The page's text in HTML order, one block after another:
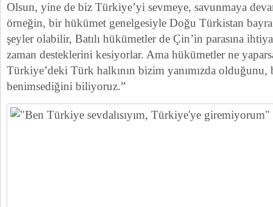
Olsun, yine de biz Türkiye’yi sevmeye, savunmaya
örneğin, bir hükümet genelgesiyle Doğu Türkistan
şeyler olabilir, Batılı hükümetler de Çin’in parasına
zaman desteklerini kesiyorlar. Ama hükümetler ne
Türkiye’deki Türk halkının bizim yanımızda olduğunu,
benimsediğini biliyoruz.”